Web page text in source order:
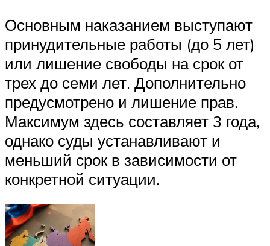
Основным наказанием выступают
принудительные работы (до 5 лет)
или лишение свободы на срок от
трех до семи лет. Дополнительно
предусмотрено и лишение прав.
Максимум здесь составляет 3 года,
однако суды устанавливают и
меньший срок в зависимости от
конкретной ситуации.